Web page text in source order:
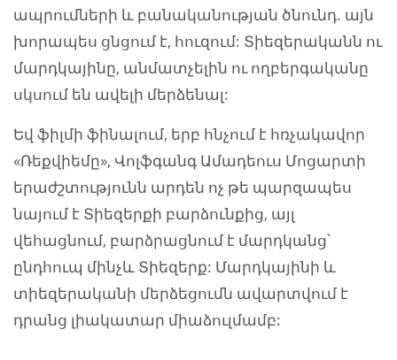
ապրումների և բանականության ծնունդ. այն
խորապես ցնցում է, հուզում: Տիեզերականն ու
մարդկայինը, անմատչելին ու ողբերգականը
սկսում են ավելի մերձենալ:
Եվ ֆիլմի ֆինալում, երբ հնչում է հռչակավոր
«Ռեքվիեմը», Վոլֆգանգ Ամադեուս Մոցարտի
երաժշտությունն արդեն ոչ թե պարզապես
նայում է Տիեզերքի բարձունքից, այլ
վեհացնում, բարձրացնում է մարդկանց՝
ընդհուպ մինչև Տիեզերք: Մարդկայինի և
տիեզերականի մերձեցումն ավարտվում է
դրանց լիակատար միաձուլմամբ: